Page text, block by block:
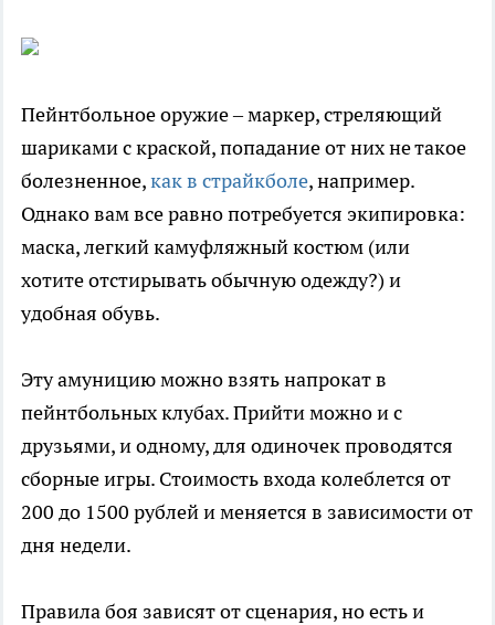
Пейнтбольное оружие – маркер, стреляющий
шариками с краской, попадание от них не такое
болезненное,как в страйкболе, например.
Однако вам все равно потребуется экипировка:
маска, легкий камуфляжный костюм (или
хотите отстирывать обычную одежду?) и
удобная обувь.
Эту амуницию можно взять напрокат в
пейнтбольных клубах. Прийти можно и с
друзьями, и одному, для одиночек проводятся
сборные игры. Стоимость входа колеблется от
200 до 1500 рублей и меняется в зависимости от
дня недели.
Правила боя зависят от сценария, но есть и